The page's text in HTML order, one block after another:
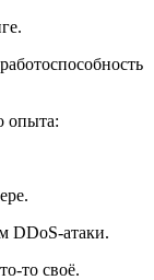
опыта:
DDoS-атаки.
то своё.